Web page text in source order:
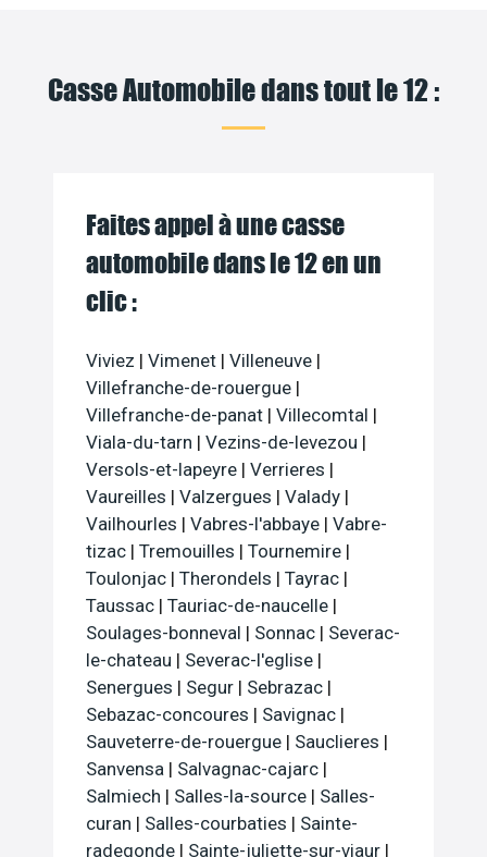
Casse Automobile dans tout le 12 :
Faites appel à une casse
automobile dans le 12 en un
clic :
Viviez | Vimenet | Villeneuve |
Villefranche-de-rouergue |
Villefranche-de-panat | Villecomtal |
Viala-du-tarn | Vezins-de-levezou |
Versols-et-lapeyre | Verrieres |
Vaureilles | Valzergues | Valady |
Vailhourles | Vabres-l'abbaye | Vabre-
tizac | Tremouilles | Tournemire |
Toulonjac | Therondels | Tayrac |
Taussac | Tauriac-de-naucelle |
Soulages-bonneval | Sonnac | Severac-
le-chateau | Severac-l'eglise |
Senergues | Segur | Sebrazac |
Sebazac-concoures | Savignac |
Sauveterre-de-rouergue | Sauclieres |
Sanvensa | Salvagnac-cajarc |
Salmiech | Salles-la-source | Salles-
curan | Salles-courbaties | Sainte-
radegonde | Sainte-juliette-sur-viaur |